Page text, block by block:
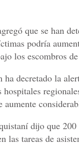
que se han
podría
los escombros
decretado la
dijo que 200
las tareas de